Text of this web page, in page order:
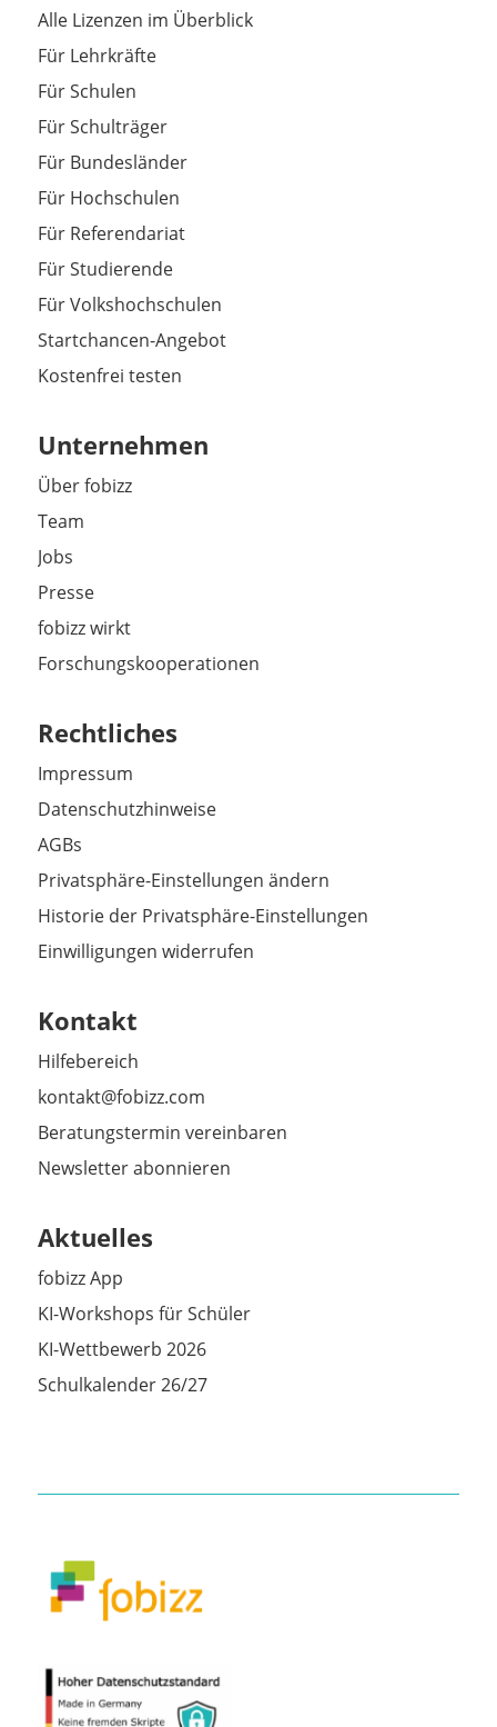
Alle Lizenzen im Überblick
Für Lehrkräfte
Für Schulen
Für Schulträger
Für Bundesländer
Für Hochschulen
Für Referendariat
Für Studierende
Für Volkshochschulen
Startchancen-Angebot
Kostenfrei testen
Unternehmen
Über fobizz
Team
Jobs
Presse
fobizz wirkt
Forschungskooperationen
Rechtliches
Impressum
Datenschutzhinweise
AGBs
Privatsphäre-Einstellungen ändern
Historie der Privatsphäre-Einstellungen
Einwilligungen widerrufen
Kontakt
Hilfebereich
kontakt@fobizz.com
Beratungstermin vereinbaren
Newsletter abonnieren
Aktuelles
fobizz App
KI-Workshops für Schüler
KI-Wettbewerb 2026
Schulkalender 26/27